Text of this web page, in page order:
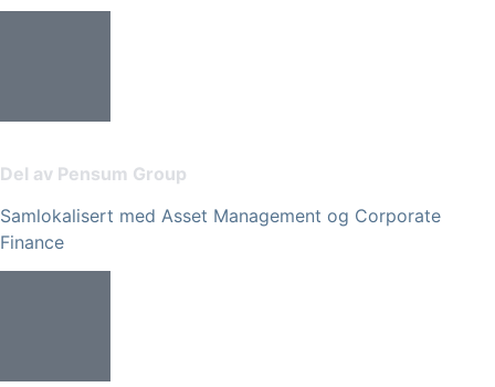
Del av Pensum Group
Samlokalisert med Asset Management og Corporate
Finance